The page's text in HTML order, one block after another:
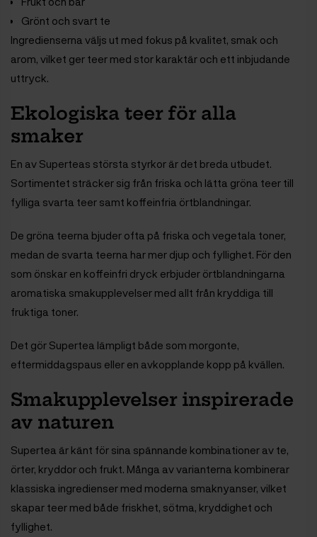
Grönt och svart te
Ingredienserna väljs ut med fokus på kvalitet, smak och
arom, vilket ger teer med stor karaktär och ett inbjudande
uttryck.
Ekologiska teer för alla
smaker
En av Superteas största styrkor är det breda utbudet.
Sortimentet sträcker sig från friska och lätta gröna teer till
fylliga svarta teer samt koffeinfria örtblandningar.
De gröna teerna bjuder ofta på friska och vegetala toner,
medan de svarta teerna har mer djup och fyllighet. För den
som önskar en koffeinfri dryck erbjuder örtblandningarna
aromatiska smakupplevelser med allt från kryddiga till
fruktiga toner.
Det gör Supertea lämpligt både som morgonte,
eftermiddagspaus eller en avkopplande kopp på kvällen.
Smakupplevelser inspirerade
av naturen
Supertea är känt för sina spännande kombinationer av te,
örter, kryddor och frukt. Många av varianterna kombinerar
klassiska ingredienser med moderna smaknyanser, vilket
skapar teer med både friskhet, sötma, kryddighet och
fyllighet.